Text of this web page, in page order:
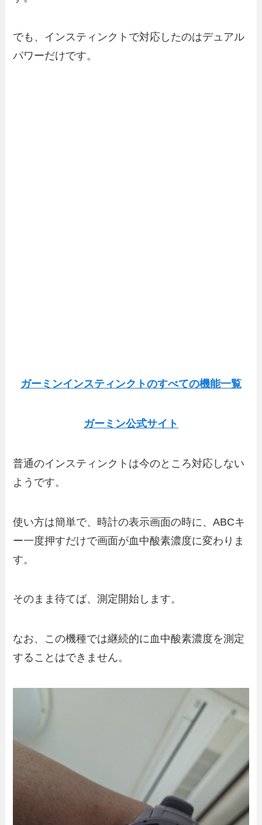
でも、インスティンクトで対応したのはデュアル
パワーだけです。
ガーミンインスティンクトのすべての機能一覧
ガーミン公式サイト
普通のインスティンクトは今のところ対応しない
ようです。
使い方は簡単で、時計の表示画面の時に、ABCキ
ー一度押すだけで画面が血中酸素濃度に変わりま
す。
そのまま待てば、測定開始します。
なお、この機種では継続的に血中酸素濃度を測定
することはできません。